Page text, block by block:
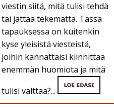
viestin siitä, mitä tulisi tehdä
tai jättää tekemättä. Tässä
tapauksessa on kuitenkin
kyse yleisistä viesteistä,
joihin kannattaisi kiinnittää
enemmän huomiota ja mitä
tulisi välttää?...